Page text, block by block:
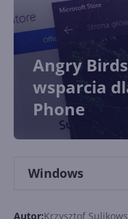
Angry
wsparcia
Phone
Windows
Autor:Krzysztof